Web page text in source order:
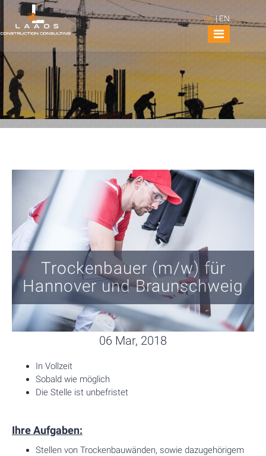
DE|EN
Trockenbauer (m/w) für
Hannover und Braunschweig
06 Mar, 2018
In Vollzeit
Sobald wie möglich
Die Stelle ist unbefristet
Ihre Aufgaben:
Stellen von Trockenbauwänden, sowie dazugehörigem